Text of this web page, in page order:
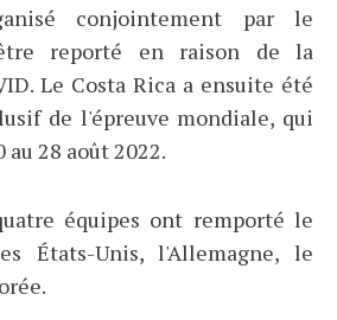
conjointement par le
reporté en raison de la
Le Costa Rica a ensuite été
de l'épreuve mondiale, qui
au 28 août 2022.
équipes ont remporté le
États-Unis, l'Allemagne, le